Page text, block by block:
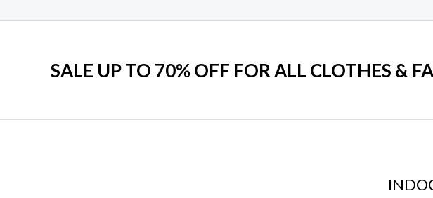
SALE UP TO 70% OFF FOR ALL CLOTHES &